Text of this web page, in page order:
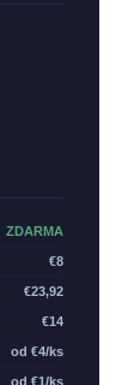
ZDARMA
€8
€23,92
€14
od €4/ks
od €1/ks